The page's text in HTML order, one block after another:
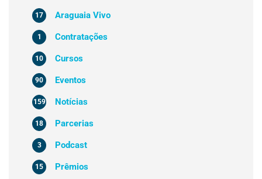
Araguaia Vivo
17
Contratações
1
Cursos
10
Eventos
90
Notícias
159
Parcerias
18
Podcast
3
Prêmios
15